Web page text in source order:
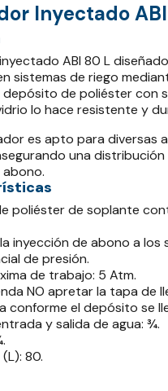
Inyectado
ABI 80 L
sistemas de riego
depósito de poliéster con
lo hace resistente y
es apto para diversas
una
poliéster de soplante
inyección de abono a los
de presión.
de trabajo: 5 Atm.
NO apretar la tapa de
conforme el depósito se
y salida de agua: ¾.
80.